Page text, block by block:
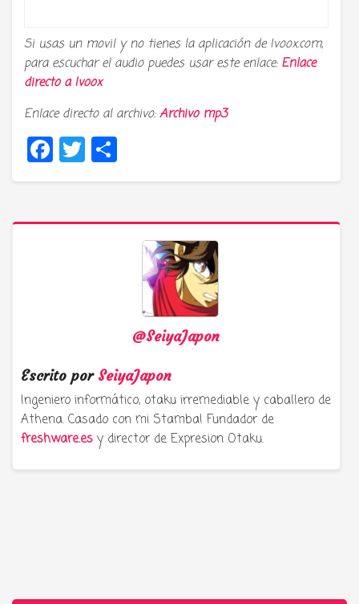
Si usas un movil y no tienes la aplicación de Ivoox.com,
para escuchar el audio puedes usar este enlace: Enlace
directo aIvoox
Enlace directo al archivo:Archivo mp3
Facebook
Twitter
@SeiyaJapon
Escrito por SeiyaJapon
Ingeniero informático, otaku irremediable y caballero de
Athena. Casado con mi Stamba! Fundador de
freshware.es y director de Expresion Otaku.